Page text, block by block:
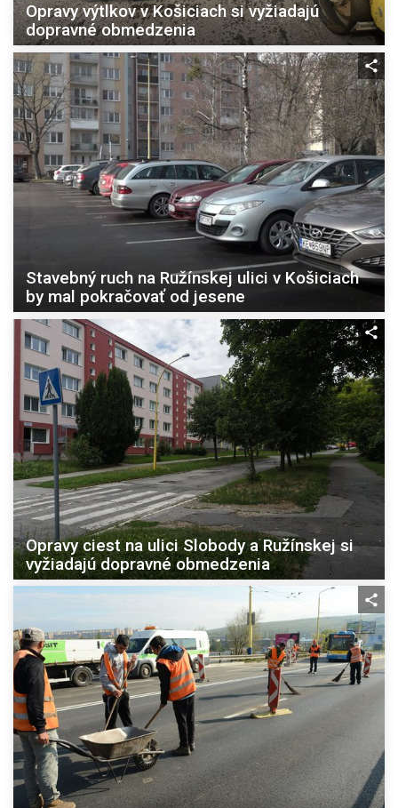
Opravy výtlkov v Košiciach si vyžiadajú
dopravné obmedzenia
Stavebný ruch na Ružínskej ulici v Košiciach
by mal pokračovať od jesene
Opravy ciest na ulici Slobody a Ružínskej si
vyžiadajú dopravné obmedzenia